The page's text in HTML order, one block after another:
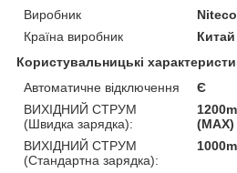
Виробник
Країна виробник
Китай
Користувальницькі
Автоматичне відключення
Є
ВИХІДНИЙ СТРУМ
(Швидка зарядка):
(MAX)
ВИХІДНИЙ СТРУМ
(Стандартна зарядка):